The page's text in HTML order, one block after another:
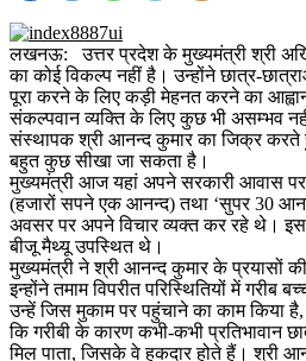
लखनऊ: उत्तर प्रदेश के मुख्यमंत्री श्री
का कोई विकल्प नहीं है। उन्होंने छात्र-
पूरा करने के लिए कड़ी मेहनत करने का
संकल्पवान व्यक्ति के लिए कुछ भी असम्भव
संस्थापक श्री आनन्द कुमार का जिक्र करते
बहुत कुछ सीखा जा सकता है।
मुख्यमंत्री आज यहां अपने सरकारी आवास पर
(हजारों सपने एक आनन्द) तथा ‘सुपर 30
अवसर पर अपने विचार व्यक्त कर रहे थे।
बीजू मैथ्यू उपस्थित थे।
मुख्यमंत्री ने श्री आनन्द कुमार के प्रयासों
इन्होंने तमाम विपरीत परिस्थितियों में गरीब
उन्हें जिस मुकाम पर पहुंचाने का काम किया
कि गरीबी के कारण कभी-कभी प्रतिभावान
मिल पाता, जिसके वे हकदार होते हैं। श्री